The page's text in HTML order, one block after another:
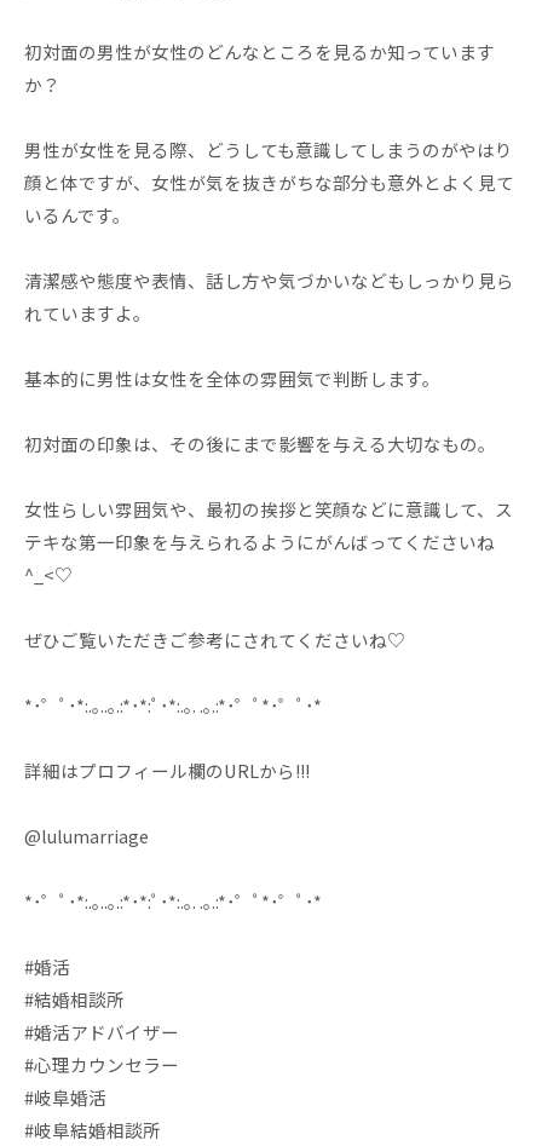
初対面の男性が女性のどんなところを見るか知っています
か？
男性が女性を見る際、どうしても意識してしまうのがやはり
顔と体ですが、女性が気を抜きがちな部分も意外とよく見て
いるんです。
清潔感や態度や表情、話し方や気づかいなどもしっかり見ら
れていますよ。
基本的に男性は女性を全体の雰囲気で判断します。
初対面の印象は、その後にまで影響を与える大切なもの。
女性らしい雰囲気や、最初の挨拶と笑顔などに意識して、ス
テキな第一印象を与えられるようにがんばってくださいね‎
^_<♡
ぜひご覧いただきご参考にされてくださいね♡
*･゜ﾟ･*:.｡..｡.:*･*:ﾟ･*:.｡. .｡.:*･゜ﾟ*･゜ﾟ･*
詳細はプロフィール欄のURLから!!!
@lulumarriage
*･゜ﾟ･*:.｡..｡.:*･*:ﾟ･*:.｡. .｡.:*･゜ﾟ*･゜ﾟ･*
#婚活
#結婚相談所
#婚活アドバイザー
#心理カウンセラー
#岐阜婚活
#岐阜結婚相談所